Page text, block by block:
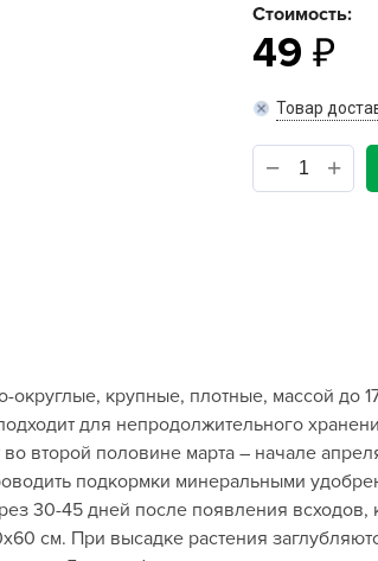
Стоимость:
49
Товар
крупные, плотные, массой до
для непродолжительного
второй половине марта – начале
подкормки минеральными
30-45 дней после появления
см. При высадке растения